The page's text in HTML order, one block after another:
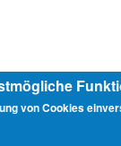
von Cookies